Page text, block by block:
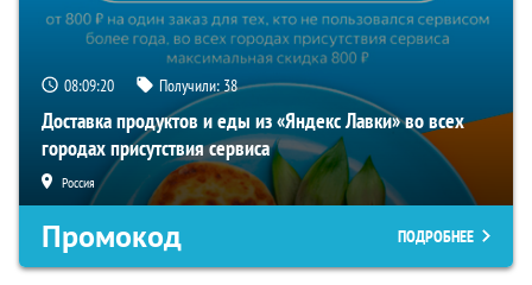
08:09:19 Получили:38
Доставка продуктов и еды из «Яндекс Лавки» во всех
городах присутствия сервиса
Россия
Промокод ПОДРОБНЕЕ